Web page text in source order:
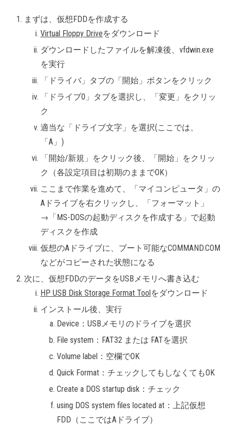
まずは、仮想FDDを作成する
Virtual Floppy Driveをダウンロード
ダウンロードしたファイルを解凍後、vfdwin.exe
を実行
「ドライバ」タブの「開始」ボタンをクリック
「ドライブ0」タブを選択し、「変更」をクリッ
ク
適当な「ドライブ文字」を選択(ここでは、
「A」)
「開始/新規」をクリック後、「開始」をクリッ
ク（各設定項目は初期のままでOK）
ここまで作業を進めて、「マイコンピュータ」の
Aドライブを右クリックし、「フォーマット」
→「MS-DOSの起動ディスクを作成する」で起動
ディスクを作成
仮想のAドライブに、ブート可能なCOMMAND.COM
などがコピーされた状態になる
次に、仮想FDDのデータをUSBメモリへ書き込む
HP USB Disk Storage Format Toolをダウンロード
インストール後、実行
Device：USBメモリのドライブを選択
File system：FAT32 または FATを選択
Volume label：空欄でOK
Quick Format：チェックしてもしなくてもOK
Create a DOS startup disk：チェック
using DOS system files located at：上記仮想
FDD（ここではAドライブ）